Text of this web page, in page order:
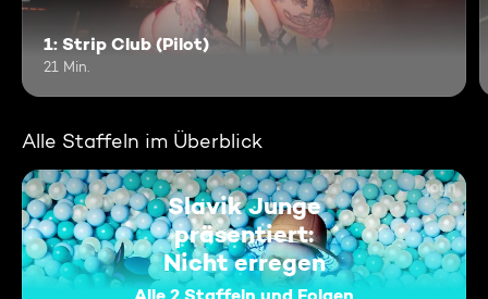
1: Strip Club (Pilot)
21 Min.
Alle Staffeln im Überblick
Slavik Junge
präsentiert:
Nicht erregen